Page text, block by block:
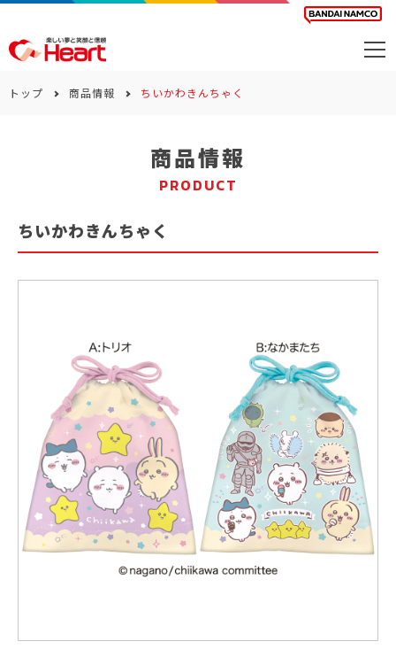
サステナビリティ
トップ 商品情報 ちいかわきんちゃく
商品情報
PRODUCT
ちいかわきんちゃく